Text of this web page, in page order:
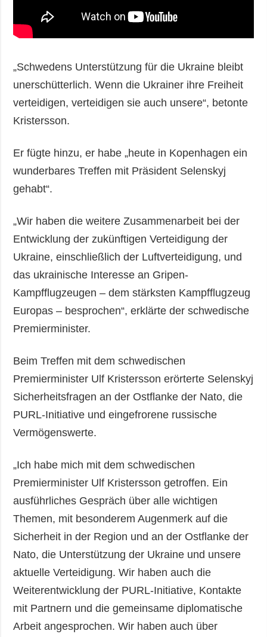
„Schwedens Unterstützung für die Ukraine bleibt
unerschütterlich. Wenn die Ukrainer ihre Freiheit
verteidigen, verteidigen sie auch unsere“, betonte
Kristersson.
Er fügte hinzu, er habe „heute in Kopenhagen ein
wunderbares Treffen mit Präsident Selenskyj
gehabt“.
„Wir haben die weitere Zusammenarbeit bei der
Entwicklung der zukünftigen Verteidigung der
Ukraine, einschließlich der Luftverteidigung, und
das ukrainische Interesse an Gripen-
Kampfflugzeugen – dem stärksten Kampfflugzeug
Europas – besprochen“, erklärte der schwedische
Premierminister.
Beim Treffen mit dem schwedischen
Premierminister Ulf Kristersson erörterte Selenskyj
Sicherheitsfragen an der Ostflanke der Nato, die
PURL-Initiative und eingefrorene russische
Vermögenswerte.
„Ich habe mich mit dem schwedischen
Premierminister Ulf Kristersson getroffen. Ein
ausführliches Gespräch über alle wichtigen
Themen, mit besonderem Augenmerk auf die
Sicherheit in der Region und an der Ostflanke der
Nato, die Unterstützung der Ukraine und unsere
aktuelle Verteidigung. Wir haben auch die
Weiterentwicklung der PURL-Initiative, Kontakte
mit Partnern und die gemeinsame diplomatische
Arbeit angesprochen. Wir haben auch über